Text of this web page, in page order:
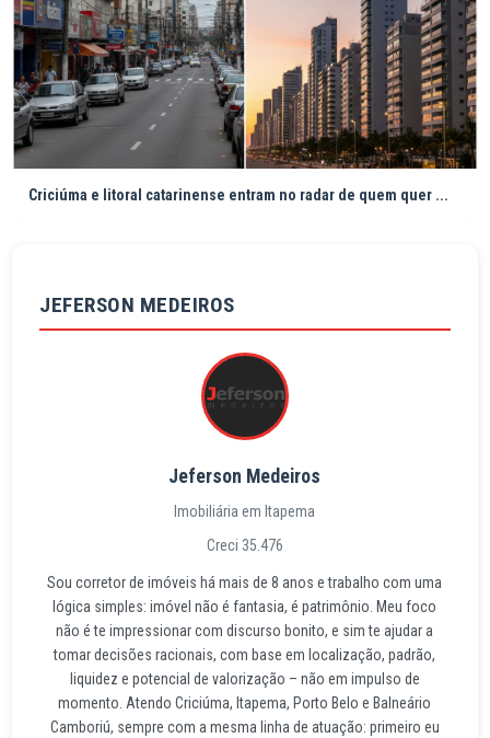
Criciúma e litoral catarinense entram no radar de quem quer ...
JEFERSON MEDEIROS
Jeferson Medeiros
Imobiliária em Itapema
Creci 35.476
Sou corretor de imóveis há mais de 8 anos e trabalho com uma
lógica simples: imóvel não é fantasia, é patrimônio. Meu foco
não é te impressionar com discurso bonito, e sim te ajudar a
tomar decisões racionais, com base em localização, padrão,
liquidez e potencial de valorização – não em impulso de
momento. Atendo Criciúma, Itapema, Porto Belo e Balneário
Camboriú, sempre com a mesma linha de atuação: primeiro eu